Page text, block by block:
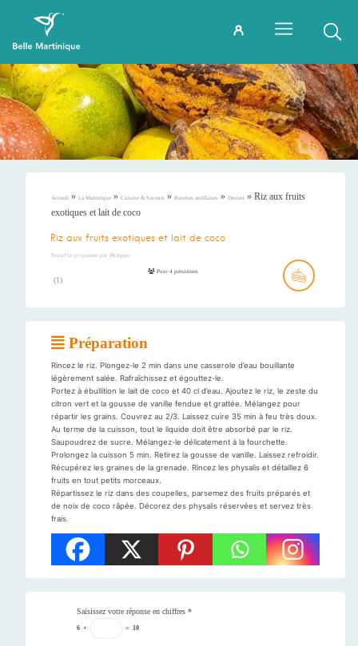
Accueil » La Martinique » Cuisine & Saveurs » Recettes antillaises » Dessert » Riz aux fruits
exotiques et lait de coco
Riz aux fruits exotiques et lait de coco
Recette proposée par Philippe
(1)
Pour 4 personnes
Préparation
Rincez le riz. Plongez-le 2 min dans une casserole d’eau bouillante
légèrement salée. Rafraîchissez et égouttez-le.
Portez à ébullition le lait de coco et 40 cl d’eau. Ajoutez le riz, le zeste du
citron vert et la gousse de vanille fendue et grattée. Mélangez pour
répartir les grains. Couvrez au 2/3. Laissez cuire 35 min à feu très doux.
Au terme de la cuisson, tout le liquide doit être absorbé par le riz.
Saupoudrez de sucre. Mélangez-le délicatement à la fourchette.
Prolongez la cuisson 5 min. Retirez la gousse de vanille. Laissez refroidir.
Récupérez les graines de la grenade. Rincez les physalis et détaillez 6
fruits en tout petits morceaux.
Répartissez le riz dans des coupelles, parsemez des fruits préparés et
de noix de coco râpée. Décorez des physalis réservées et servez très
frais.
Saisissez votre réponse en chiffres *
6 + = 10